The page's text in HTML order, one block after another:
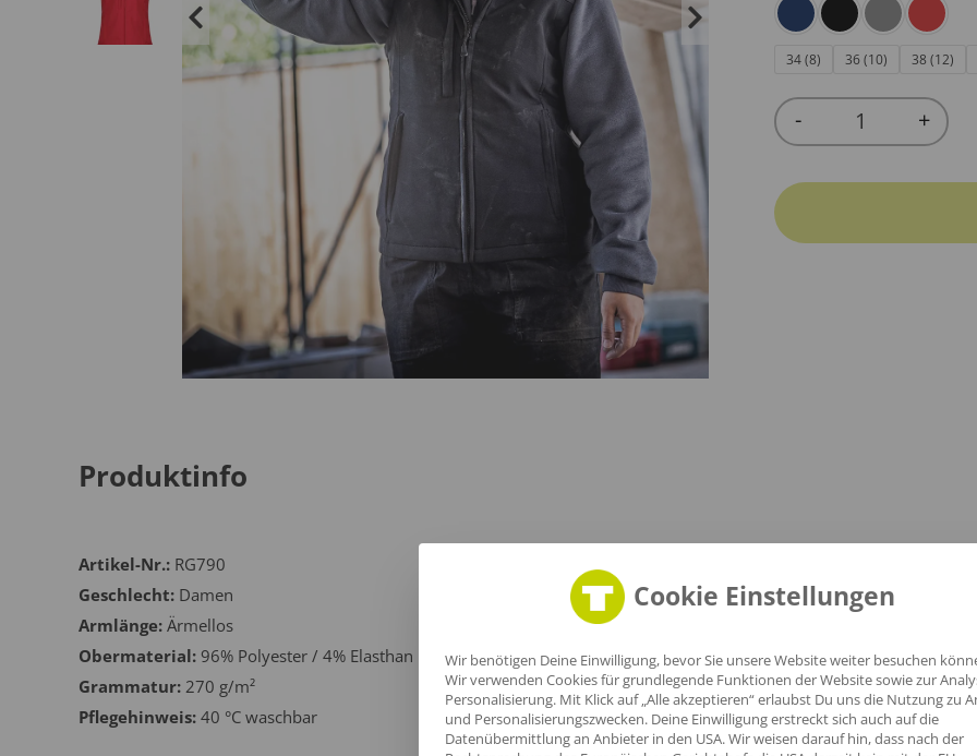
34 (8) 36 (10) 38 (12)
Quantity
- +
Produktinfo
Artikel-Nr.: RG790
Geschlecht: Damen
Armlänge: Ärmellos
Obermaterial: 96% Polyester / 4% Elasthan
Grammatur: 270 g/m²
Pflegehinweis: 40 °C waschbar
Cookie Einstellungen
Wir benötigen Deine Einwilligung, bevor Sie unsere Website weiter besuchen
Wir verwenden Cookies für grundlegende Funktionen der Website sowie zur
Personalisierung. Mit Klick auf „Alle akzeptieren“ erlaubst Du uns die Nutzung zu
und Personalisierungszwecken. Deine Einwilligung erstreckt sich auch auf die
Datenübermittlung an Anbieter in den USA. Wir weisen darauf hin, dass nach der